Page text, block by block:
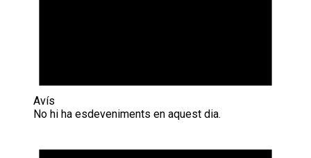
Avís
No hi ha esdeveniments en aquest dia.